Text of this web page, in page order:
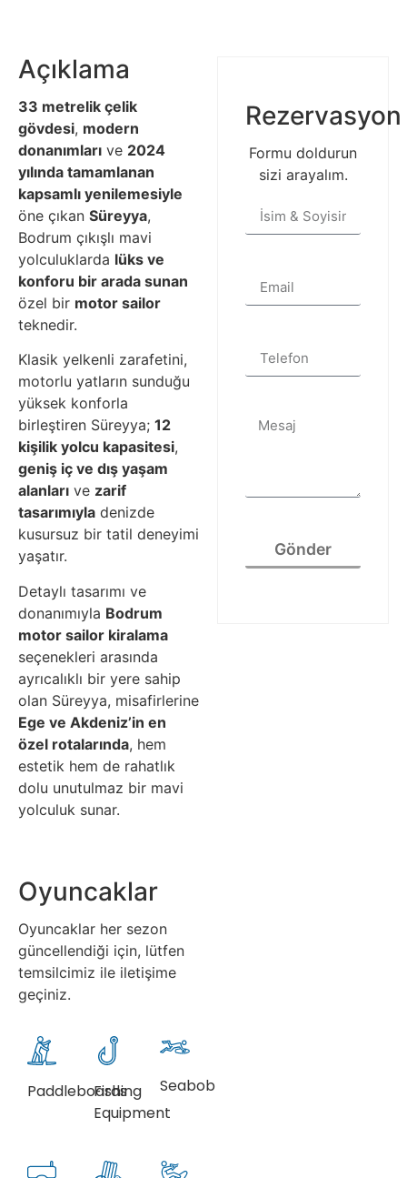
Açıklama
33 metrelik çelik
gövdesi, modern
donanımları ve 2024
yılında tamamlanan
kapsamlı yenilemesiyle
öne çıkan Süreyya,
Bodrum çıkışlı mavi
yolculuklarda lüks ve
konforu bir arada sunan
özel bir motor sailor
teknedir.
Klasik yelkenli zarafetini,
motorlu yatların sunduğu
yüksek konforla
birleştiren Süreyya; 12
kişilik yolcu kapasitesi,
geniş iç ve dış yaşam
alanları ve zarif
tasarımıyla denizde
kusursuz bir tatil deneyimi
yaşatır.
Detaylı tasarımı ve
donanımıyla Bodrum
motor sailor kiralama
seçenekleri arasında
ayrıcalıklı bir yere sahip
olan Süreyya, misafirlerine
Ege ve Akdeniz’in en
özel rotalarında, hem
estetik hem de rahatlık
dolu unutulmaz bir mavi
yolculuk sunar.
Oyuncaklar
Oyuncaklar her sezon
güncellendiği için, lütfen
temsilcimiz ile iletişime
geçiniz.
Paddleboards
Fishing
Equipment
Seabob
Rezervasyon
Formu doldurun
sizi arayalım.
Gönder